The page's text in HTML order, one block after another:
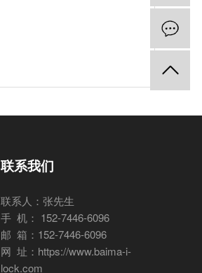
联系我们
联系人：张先生
手 机： 152-7446-6096
邮 箱：152-7446-6096
网 址：https://www.baima-i-
lock.com